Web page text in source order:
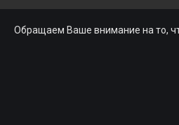
Обращаем Ваше внимание на то,